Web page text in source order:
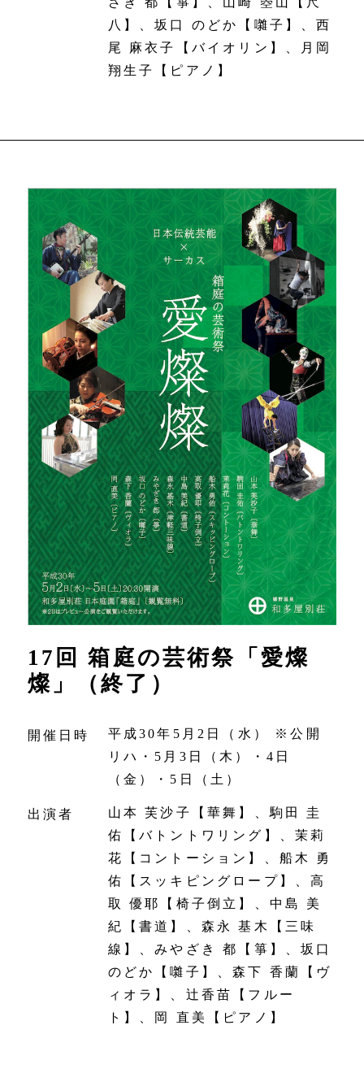
八】、坂口 のどか【囃子】、西
尾 麻衣子【バイオリン】、月岡
翔生子【ピアノ】
17回 箱庭の芸術祭「愛燦
燦」（終了）
開催日時
平成30年5月2日（水） ※公開
リハ・5月3日（木）・4日
（金）・5日（土）
出演者
山本 芙沙子【華舞】、駒田 圭
佑【バトントワリング】、茉莉
花【コントーション】、船木 勇
佑【スッキピングロープ】、高
取 優耶【椅子倒立】、中島 美
紀【書道】、森永 基木【三味
線】、みやざき 都【箏】、坂口
のどか【囃子】、森下 香蘭【ヴ
ィオラ】、辻香苗【フルー
ト】、岡 直美【ピアノ】